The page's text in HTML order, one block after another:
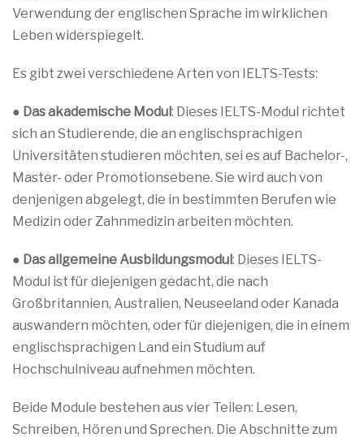
Verwendung der englischen Sprache im wirklichen
Leben widerspiegelt.
Es gibt zwei verschiedene Arten von IELTS-Tests:
● Das akademische Modul: Dieses IELTS-Modul richtet
sich an Studierende, die an englischsprachigen
Universitäten studieren möchten, sei es auf Bachelor-,
Master- oder Promotionsebene. Sie wird auch von
denjenigen abgelegt, die in bestimmten Berufen wie
Medizin oder Zahnmedizin arbeiten möchten.
● Das allgemeine Ausbildungsmodul: Dieses IELTS-
Modul ist für diejenigen gedacht, die nach
Großbritannien, Australien, Neuseeland oder Kanada
auswandern möchten, oder für diejenigen, die in einem
englischsprachigen Land ein Studium auf
Hochschulniveau aufnehmen möchten.
Beide Module bestehen aus vier Teilen: Lesen,
Schreiben, Hören und Sprechen. Die Abschnitte zum